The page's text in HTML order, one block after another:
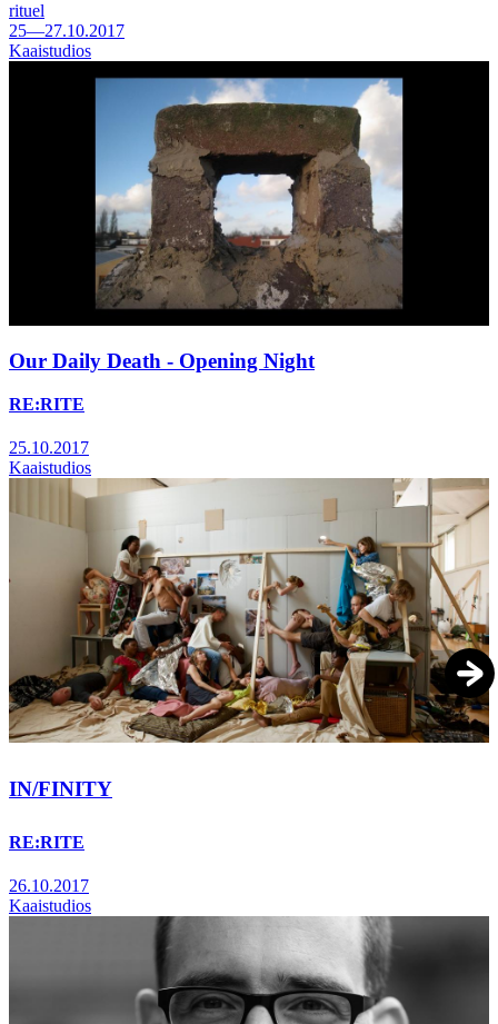
rituel
25—27.10.2017
Kaaistudios
Our Daily Death - Opening Night
RE:RITE
25.10.2017
Kaaistudios
IN/FINITY
RE:RITE
26.10.2017
Kaaistudios